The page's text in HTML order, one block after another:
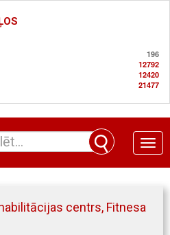
196
12792
12420
21477
Toggle
centrs, Fitnesa